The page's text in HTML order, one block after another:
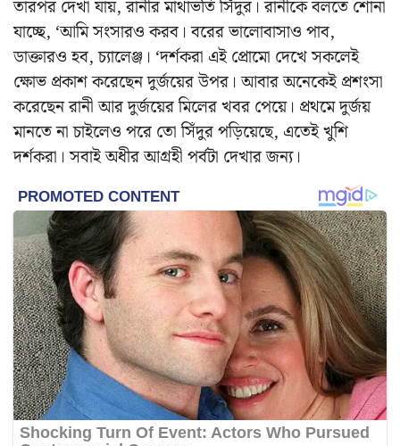
তারপর দেখা যায়, রানীর মাথাভর্তি সিঁদুর। রানীকে বলতে শোনা
যাচ্ছে, ‘আমি সংসারও করব। বরের ভালোবাসাও পাব,
ডাক্তারও হব, চ্যালেঞ্জ। ‘দর্শকরা এই প্রোমো দেখে সকলেই
ক্ষোভ প্রকাশ করেছেন দুর্জয়ের উপর। আবার অনেকেই প্রশংসা
করেছেন রানী আর দুর্জয়ের মিলের খবর পেয়ে। প্রথমে দুর্জয়
মানতে না চাইলেও পরে তো সিঁদুর পড়িয়েছে, এতেই খুশি
দর্শকরা। সবাই অধীর আগ্রহী পর্বটা দেখার জন্য।